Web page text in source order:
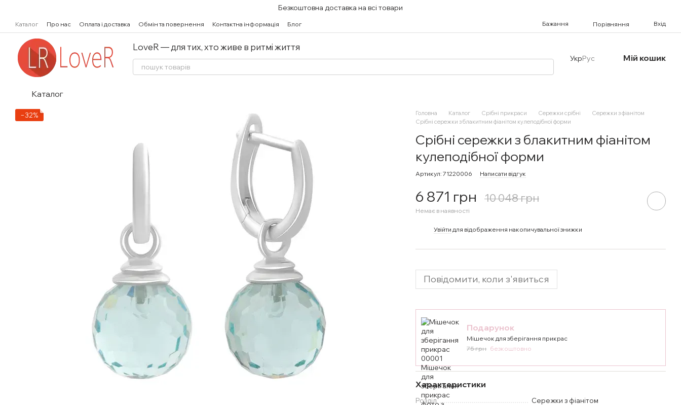
Безкоштовна доставка на всі товари
Каталог Про нас Оплата і доставка Обмін та повернення Контактна інформація Блог Бажання Порівняння Вхід
LoveR — для тих, хто живе в ритмі життя
УкрРус Мій кошик
Каталог
−32% Головна Каталог Срібні прикраси Сережки срібні
Сережки з фіанітом
Срібні сережки з блакитним фіанітом кулеподібної форми
Срібні сережки з блакитним фіанітом
кулеподібної форми
Артикул: 71220006 Написати відгук
6 871 грн 10 048 грн
Немає в наявності
Увійти для відображення накопичувальної знижки
Повідомити, коли з'явиться
Подарунок
Мішечок для зберігання прикрас
75 грн безкоштовно
Характеристики
Розділ Сережки з фіанітом